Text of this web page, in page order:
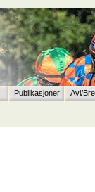
Publikasjoner Avl/